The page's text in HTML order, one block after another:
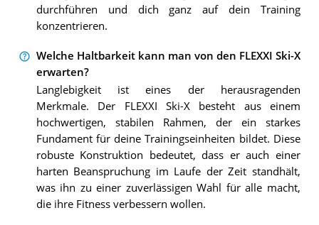
durchführen und dich ganz auf dein Training
konzentrieren.
Welche Haltbarkeit kann man von den FLEXXI Ski-X
erwarten?
Langlebigkeit ist eines der herausragenden
Merkmale. Der FLEXXI Ski-X besteht aus einem
hochwertigen, stabilen Rahmen, der ein starkes
Fundament für deine Trainingseinheiten bildet. Diese
robuste Konstruktion bedeutet, dass er auch einer
harten Beanspruchung im Laufe der Zeit standhält,
was ihn zu einer zuverlässigen Wahl für alle macht,
die ihre Fitness verbessern wollen.